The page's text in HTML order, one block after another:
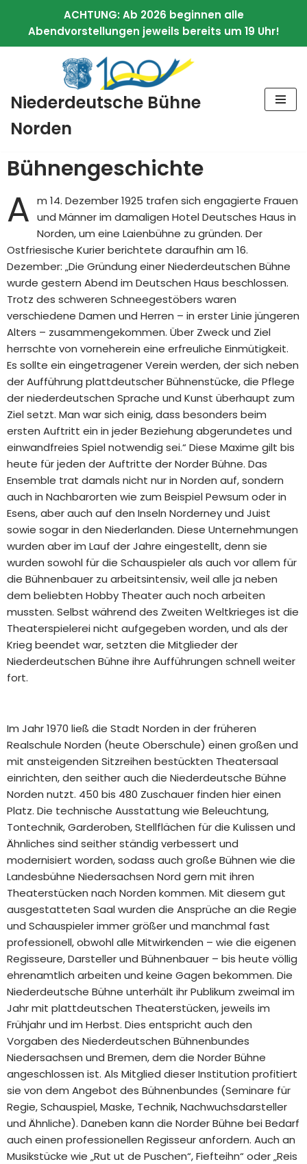
ACHTUNG: Ab 2026 beginnen alle
Abendvorstellungen jeweils bereits um 19 Uhr!
Inhalt
Niederdeutsche Bühne
Norden
Bühnengeschichte
A m 14. Dezember 1925 trafen sich engagierte Frauen
und Männer im damaligen Hotel Deutsches Haus in
Norden, um eine Laienbühne zu gründen. Der
Ostfriesische Kurier berichtete daraufhin am 16.
Dezember: „Die Gründung einer Niederdeutschen Bühne
wurde gestern Abend im Deutschen Haus beschlossen.
Trotz des schweren Schneegestöbers waren
verschiedene Damen und Herren – in erster Linie jüngeren
Alters – zusammengekommen. Über Zweck und Ziel
herrschte von vorneherein eine erfreuliche Einmütigkeit.
Es sollte ein eingetragener Verein werden, der sich neben
der Aufführung plattdeutscher Bühnenstücke, die Pflege
der niederdeutschen Sprache und Kunst überhaupt zum
Ziel setzt. Man war sich einig, dass besonders beim
ersten Auftritt ein in jeder Beziehung abgerundetes und
einwandfreies Spiel notwendig sei.“ Diese Maxime gilt bis
heute für jeden der Auftritte der Norder Bühne. Das
Ensemble trat damals nicht nur in Norden auf, sondern
auch in Nachbarorten wie zum Beispiel Pewsum oder in
Esens, aber auch auf den Inseln Norderney und Juist
sowie sogar in den Niederlanden. Diese Unternehmungen
wurden aber im Lauf der Jahre eingestellt, denn sie
wurden sowohl für die Schauspieler als auch vor allem für
die Bühnenbauer zu arbeitsintensiv, weil alle ja neben
dem beliebten Hobby Theater auch noch arbeiten
mussten. Selbst während des Zweiten Weltkrieges ist die
Theaterspielerei nicht aufgegeben worden, und als der
Krieg beendet war, setzten die Mitglieder der
Niederdeutschen Bühne ihre Aufführungen schnell weiter
fort.
Im Jahr 1970 ließ die Stadt Norden in der früheren
Realschule Norden (heute Oberschule) einen großen und
mit ansteigenden Sitzreihen bestückten Theatersaal
einrichten, den seither auch die Niederdeutsche Bühne
Norden nutzt. 450 bis 480 Zuschauer finden hier einen
Platz. Die technische Ausstattung wie Beleuchtung,
Tontechnik, Garderoben, Stellflächen für die Kulissen und
Ähnliches sind seither ständig verbessert und
modernisiert worden, sodass auch große Bühnen wie die
Landesbühne Niedersachsen Nord gern mit ihren
Theaterstücken nach Norden kommen. Mit diesem gut
ausgestatteten Saal wurden die Ansprüche an die Regie
und Schauspieler immer größer und manchmal fast
professionell, obwohl alle Mitwirkenden – wie die eigenen
Regisseure, Darsteller und Bühnenbauer – bis heute völlig
ehrenamtlich arbeiten und keine Gagen bekommen. Die
Niederdeutsche Bühne unterhält ihr Publikum zweimal im
Jahr mit plattdeutschen Theaterstücken, jeweils im
Frühjahr und im Herbst. Dies entspricht auch den
Vorgaben des Niederdeutschen Bühnenbundes
Niedersachsen und Bremen, dem die Norder Bühne
angeschlossen ist. Als Mitglied dieser Institution profitiert
sie von dem Angebot des Bühnenbundes (Seminare für
Regie, Schauspiel, Maske, Technik, Nachwuchsdarsteller
und Ähnliche). Daneben kann die Norder Bühne bei Bedarf
auch einen professionellen Regisseur anfordern. Auch an
Musikstücke wie „Rut ut de Puschen“, Fiefteihn“ oder „Reis